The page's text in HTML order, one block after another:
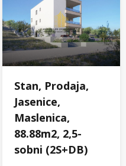
Stan, Prodaja,
Jasenice,
Maslenica,
88.88m2, 2,5-
sobni (2S+DB)